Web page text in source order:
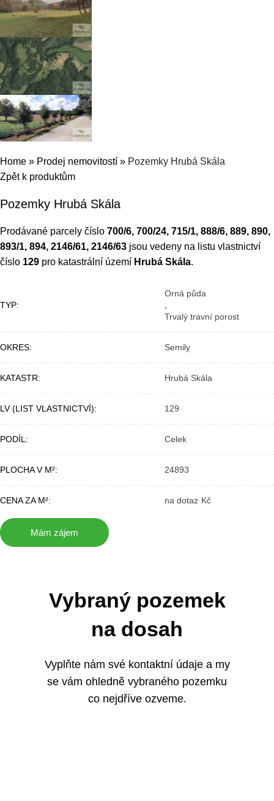
Home » Prodej nemovitostí » Pozemky Hrubá Skála
Zpět k produktům
Pozemky Hrubá Skála
Prodávané parcely číslo 700/6, 700/24, 715/1, 888/6, 889, 890,
893/1, 894, 2146/61, 2146/63 jsou vedeny na listu vlastnictví
číslo 129 pro katastrální území Hrubá Skála.
TYP
Orná půda
,
Trvalý travní porost
OKRES Semily
KATASTR Hrubá Skála
LV (LIST VLASTNICTVÍ) 129
PODÍL Celek
PLOCHA V M² 24893
CENA ZA M² na dotaz
Mám zájem
Vybraný pozemek
na dosah
Vyplňte nám své kontaktní údaje a my
se vám ohledně vybraného pozemku
co nejdříve ozveme.